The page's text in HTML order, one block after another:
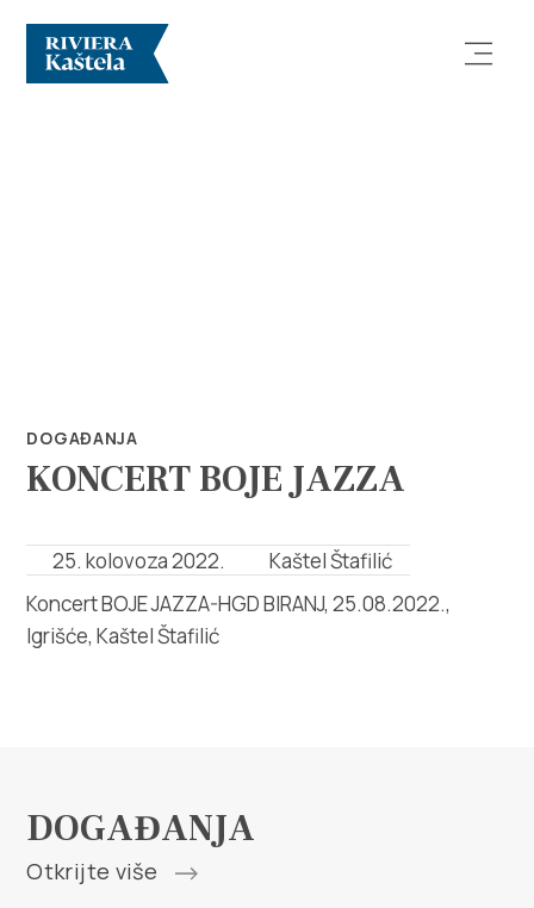
Info
Multimedija
Turistički ured
+385 21 227 933
DOGAĐANJA
KONCERT BOJE JAZZA
25. kolovoza 2022.
Kaštel Štafilić
Koncert BOJE JAZZA-HGD BIRANJ, 25.08.2022.,
Igrišće, Kaštel Štafilić
DOGAĐANJA
Otkrijte više